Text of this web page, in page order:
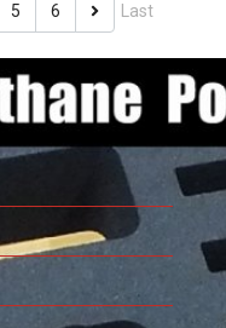
5 6 Last